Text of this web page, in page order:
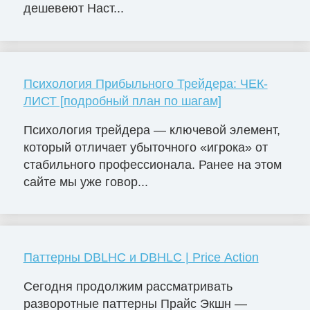
дешевеют Наст...
Психология Прибыльного Трейдера: ЧЕК-
ЛИСТ [подробный план по шагам]
Психология трейдера — ключевой элемент,
который отличает убыточного «игрока» от
стабильного профессионала. Ранее на этом
сайте мы уже говор...
Паттерны DBLHC и DBHLC | Price Action
Сегодня продолжим рассматривать
разворотные паттерны Прайс Экшн —